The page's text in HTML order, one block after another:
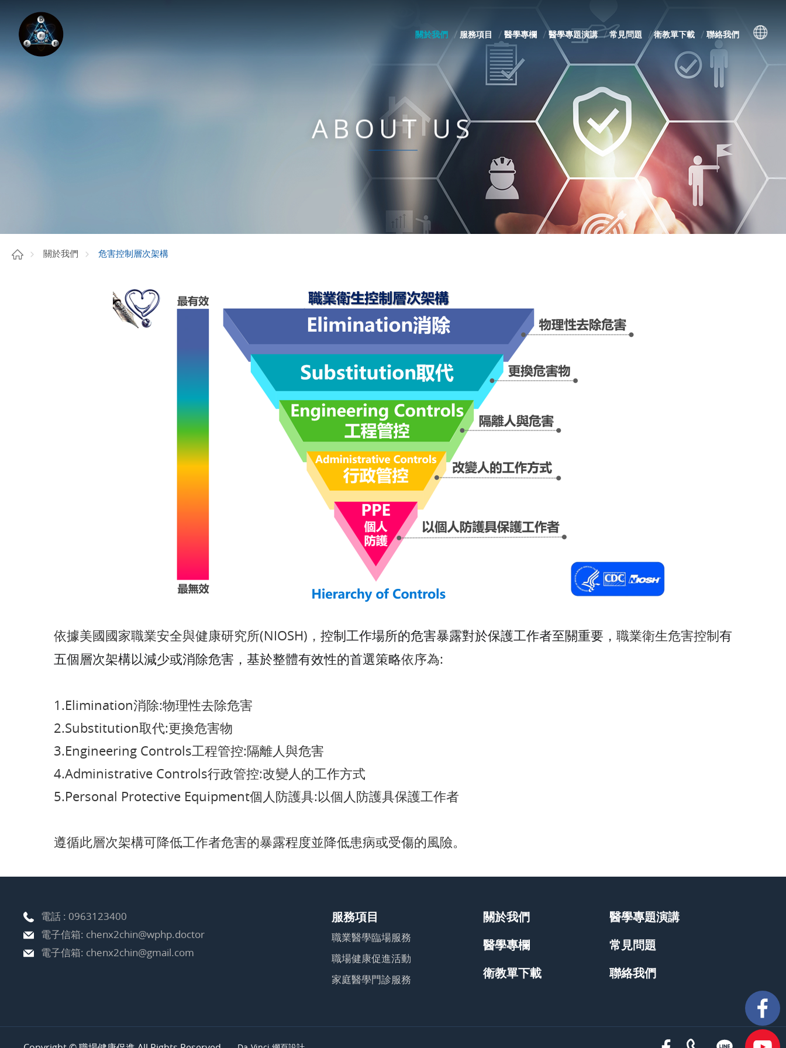
關於我們 服務項目 醫學專欄 醫學專題演講 常見問題 衛教單下載 聯絡我們
ABOUT US
關於我們 危害控制層次架構
依據美國國家職業安全與健康研究所(NIOSH)， 控制工作場所的危害暴露對於保護工作者至關重要， 職業衛生危害控制有
五個層次架構以減少或消除危害，基於整體有效性的首選策略依序為:
1.Elimination消除:物理性去除危害
2.Substitution取代:更換危害物
3.Engineering Controls工程管控:隔離人與危害
4.Administrative Controls行政管控:改變人的工作方式
5.Personal Protective Equipment個人防護具:以個人防護具保護工作者
遵循此層次架構可降低工作者危害的暴露程度並降低患病或受傷的風險。
服務項目
職業醫學臨場服務
職場健康促進活動
家庭醫學門診服務
關於我們
醫學專題演講
醫學專欄
常見問題
衛教單下載
聯絡我們
電話 : 0963123400
電子信箱: chenx2chin@wphp.doctor
電子信箱: chenx2chin@gmail.com